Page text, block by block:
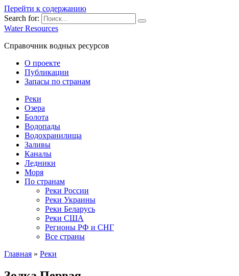
Перейти к содержанию
Search for:
Water Resources
Справочник водных ресурсов
О проекте
Публикации
Запасы по странам
Реки
Озера
Болота
Водопады
Водохранилища
Заливы
Каналы
Ледники
Моря
По странам
Реки России
Реки Украины
Реки Беларусь
Реки США
Регионы РФ и СНГ
Все страны
Главная » Реки